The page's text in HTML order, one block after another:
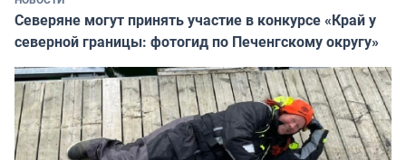
Северяне могут принять участие в конкурсе «Край у
северной границы: фотогид по Печенгскому округу»